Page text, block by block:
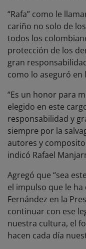
“Rafa” como le
cariño no solo de
todos los
protección de los
gran
como lo aseguró en
“Es un honor para
elegido en este
responsabilidad y
siempre por la
autores y
indicó Rafael
Agregó que “sea
el impulso que le ha
Fernández en la
continuar con ese
nuestra cultura, el
hacen cada día